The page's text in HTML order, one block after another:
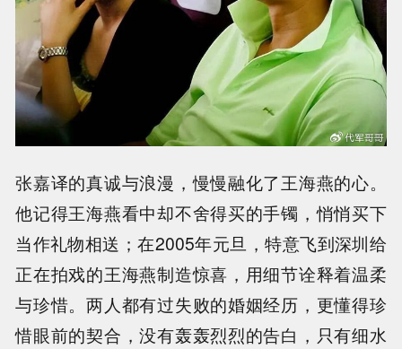
张嘉译的真诚与浪漫，慢慢融化了王海燕的心。
他记得王海燕看中却不舍得买的手镯，悄悄买下
当作礼物相送；在2005年元旦，特意飞到深圳给
正在拍戏的王海燕制造惊喜，用细节诠释着温柔
与珍惜。两人都有过失败的婚姻经历，更懂得珍
惜眼前的契合，没有轰轰烈烈的告白，只有细水